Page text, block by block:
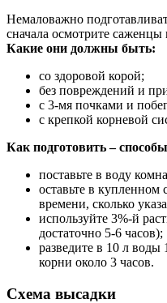
Немаловажно
сначала осмотрите саженцы
Какие они должны быть:
со здоровой корой;
без повреждений и
с 3-мя почками и
с крепкой корневой
Как подготовить –
поставьте в воду
оставьте в купленном
времени, сколько
используйте 3%-й
достаточно 5-6 часов);
разведите в 10 л воды
корни около 3 часов.
Схема высадки